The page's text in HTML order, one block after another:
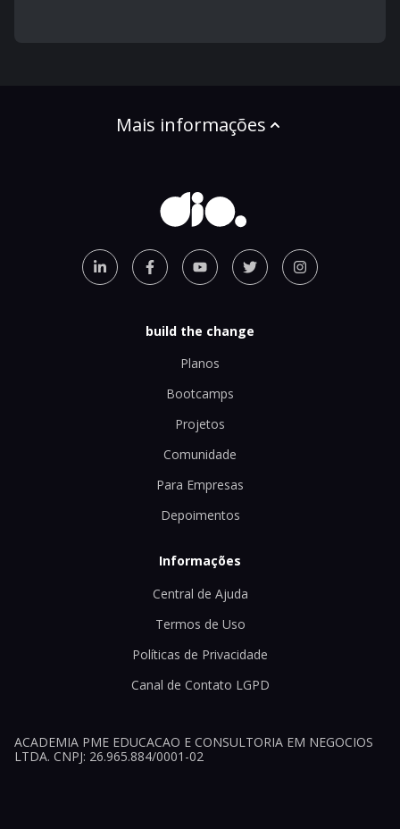
Mais informações
build the change
Planos
Bootcamps
Projetos
Comunidade
Para Empresas
Depoimentos
Informações
Central de Ajuda
Termos de Uso
Políticas de Privacidade
Canal de Contato LGPD
ACADEMIA PME EDUCACAO E CONSULTORIA EM NEGOCIOS
LTDA. CNPJ: 26.965.884/0001-02